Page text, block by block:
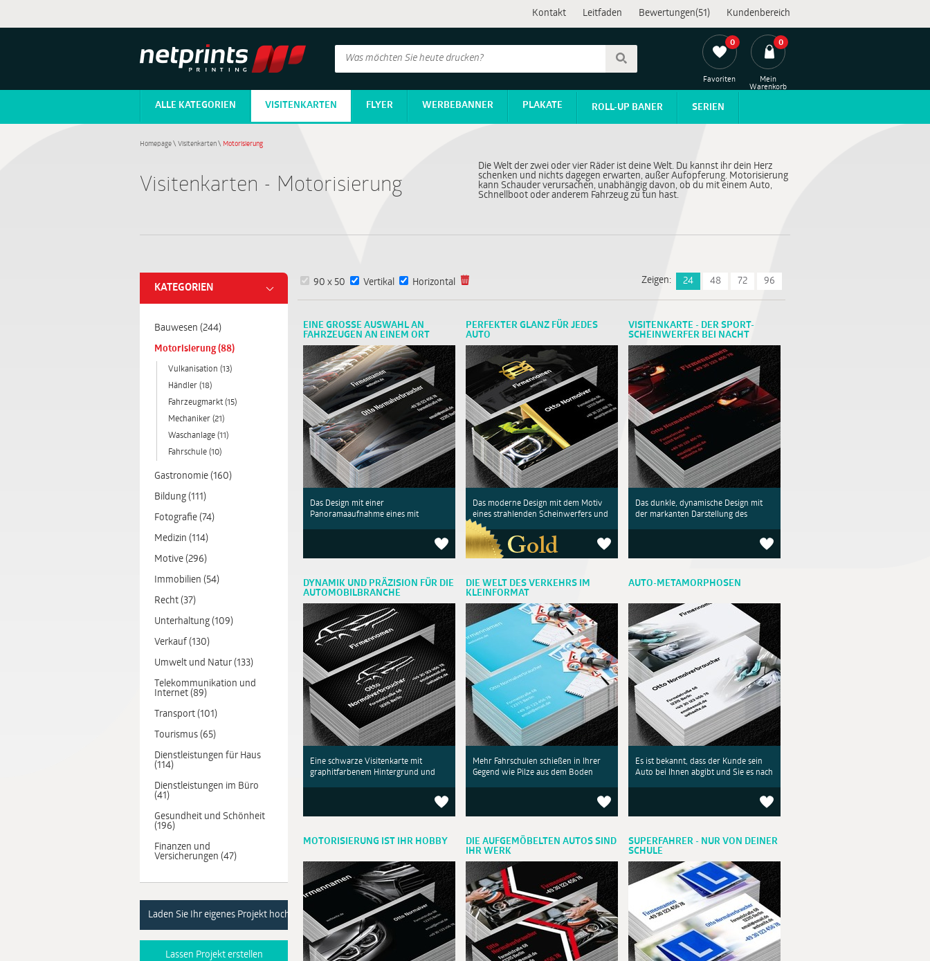
Kontakt Leitfaden Bewertungen(51) Kundenbereich
0
Favoriten
0
Mein
Warenkorb
ALLE KATEGORIEN VISITENKARTEN FLYER WERBEBANNER PLAKATE ROLL-UP BANER SERIEN
Homepage\ Visitenkarten\ Motorisierung
Visitenkarten - Motorisierung
Die Welt der zwei oder vier Räder ist deine Welt. Du kannst ihr dein Herz
schenken und nichts dagegen erwarten, außer Aufopferung. Motorisierung
kann Schauder verursachen, unabhängig davon, ob du mit einem Auto,
Schnellboot oder anderem Fahrzeug zu tun hast.
KATEGORIEN
Bauwesen (244)
Motorisierung (88)
Vulkanisation (13)
Händler (18)
Fahrzeugmarkt (15)
Mechaniker (21)
Waschanlage (11)
Fahrschule (10)
Gastronomie (160)
Bildung (111)
Fotografie (74)
Medizin (114)
Motive (296)
Immobilien (54)
Recht (37)
Unterhaltung (109)
Verkauf (130)
Umwelt und Natur (133)
Telekommunikation und
Internet (89)
Transport (101)
Tourismus (65)
Dienstleistungen für Haus
(114)
Dienstleistungen im Büro
(41)
Gesundheit und Schönheit
(196)
Finanzen und
Versicherungen (47)
Laden Sie Ihr eigenes Projekt hoch
Lassen Projekt erstellen
90 x 50 Vertikal Horizontal Zeigen: 24 48 72 96
EINE GROSSE AUSWAHL AN
FAHRZEUGEN AN EINEM ORT
Das Design mit einer
Panoramaaufnahme eines mit
PERFEKTER GLANZ FÜR JEDES
AUTO
Das moderne Design mit dem Motiv
eines strahlenden Scheinwerfers und
VISITENKARTE - DER SPORT-
SCHEINWERFER BEI NACHT
Das dunkle, dynamische Design mit
der markanten Darstellung des
DYNAMIK UND PRÄZISION FÜR DIE
AUTOMOBILBRANCHE
Eine schwarze Visitenkarte mit
graphitfarbenem Hintergrund und
DIE WELT DES VERKEHRS IM
KLEINFORMAT
Mehr Fahrschulen schießen in Ihrer
Gegend wie Pilze aus dem Boden
AUTO-METAMORPHOSEN
Es ist bekannt, dass der Kunde sein
Auto bei Ihnen abgibt und Sie es nach
MOTORISIERUNG IST IHR HOBBY
DIE AUFGEMÖBELTEN AUTOS SIND
IHR WERK
SUPERFAHRER - NUR VON DEINER
SCHULE